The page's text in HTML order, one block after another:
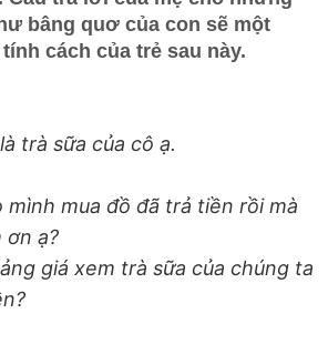
bâng quơ của con sẽ một
cách của trẻ sau này.
trà sữa của cô ạ.
mình mua đồ đã trả tiền rồi mà
ơn ạ?
giá xem trà sữa của chúng ta